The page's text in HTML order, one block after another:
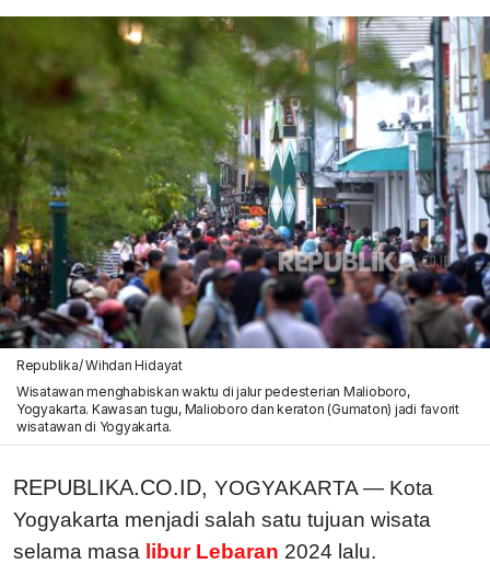
Republika/ Wihdan Hidayat
Wisatawan menghabiskan waktu di jalur pedesterian Malioboro,
Yogyakarta. Kawasan tugu, Malioboro dan keraton (Gumaton) jadi favorit
wisatawan di Yogyakarta.
REPUBLIKA.CO.ID, YOGYAKARTA — Kota
Yogyakarta menjadi salah satu tujuan wisata
selama masa libur Lebaran 2024 lalu.